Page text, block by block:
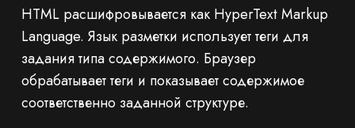
HTML расшифровывается как HyperText Markup
Language. Язык разметки использует теги для
задания типа содержимого. Браузер
обрабатывает теги и показывает содержимое
соответственно заданной структуре.